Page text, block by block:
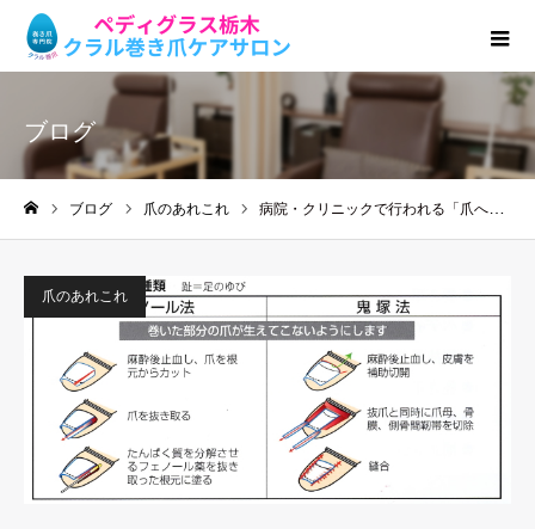
ブログ
ブログ 爪のあれこれ 病院・クリニックで行われる「爪への手術」について
爪のあれこれ